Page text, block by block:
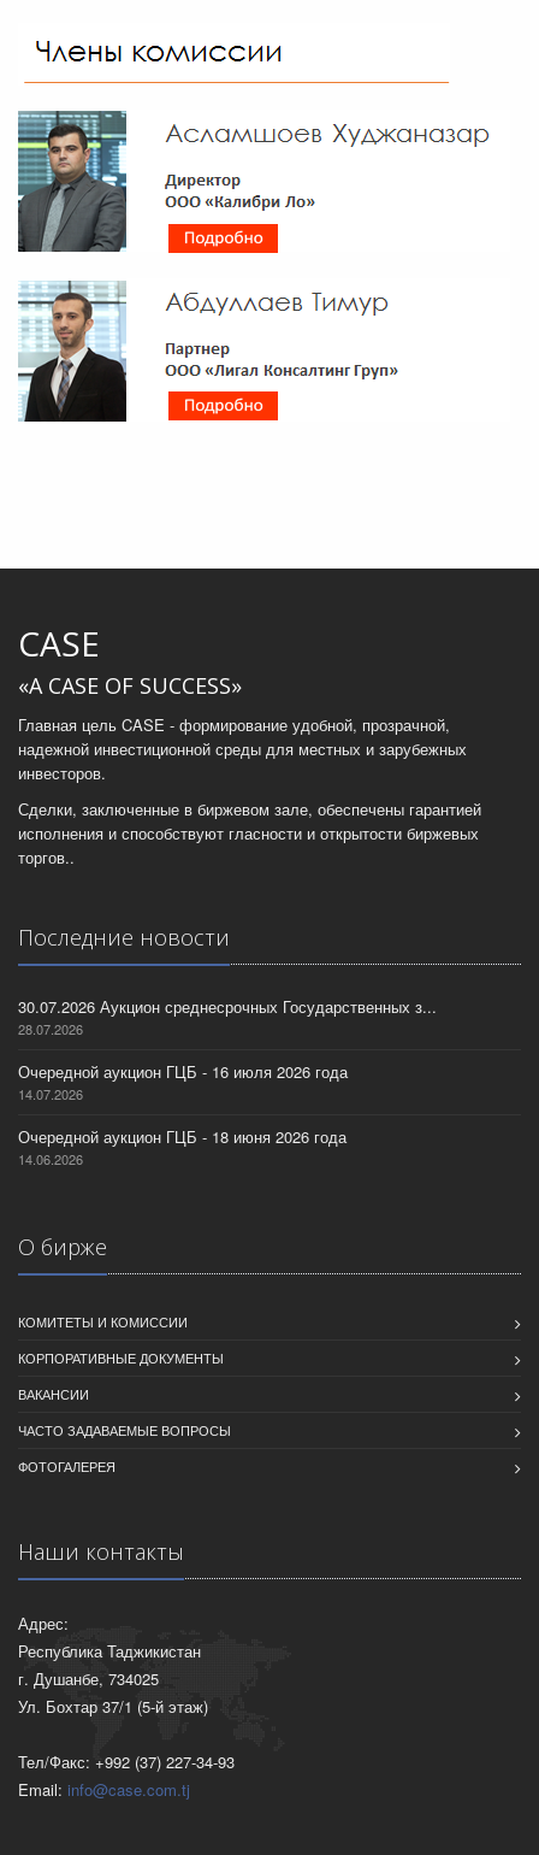
CASE
«A CASE OF SUCCESS»
Главная цель CASE - формирование удобной, прозрачной,
надежной инвестиционной среды для местных и зарубежных
инвесторов.
Сделки, заключенные в биржевом зале, обеспечены гарантией
исполнения и способствуют гласности и открытости биржевых
торгов..
Последние новости
30.07.2026 Аукцион среднесрочных Государственных з...
28.07.2026
Очередной аукцион ГЦБ - 16 июля 2026 года
14.07.2026
Очередной аукцион ГЦБ - 18 июня 2026 года
14.06.2026
О бирже
КОМИТЕТЫ И КОМИССИИ
КОРПОРАТИВНЫЕ ДОКУМЕНТЫ
ВАКАНСИИ
ЧАСТО ЗАДАВАЕМЫЕ ВОПРОСЫ
ФОТОГАЛЕРЕЯ
Наши контакты
Адрес:
Республика Таджикистан
г. Душанбе, 734025
Ул. Бохтар 37/1 (5-й этаж)
Тел/Факс: +992 (37) 227-34-93
Email: info@case.com.tj